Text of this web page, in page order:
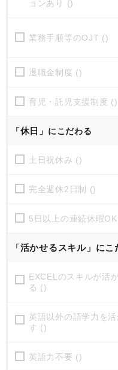
ョンあり ()
業務手順等のOJT ()
退職金制度 ()
育児・託児支援制度 ()
「休日 」にこだわる
土日祝休み ()
完全週休2日制 ()
5日以上の連続休暇
「活かせるスキル」にこ
EXCELのスキルが活
る ()
英語以外の語学力を活
す ()
英語力不要 ()